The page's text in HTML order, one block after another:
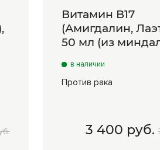
Витамин В17
(Амигдалин,
50 мл (из
в наличии
Против рака
3 400 руб.